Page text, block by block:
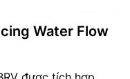
Water Flow